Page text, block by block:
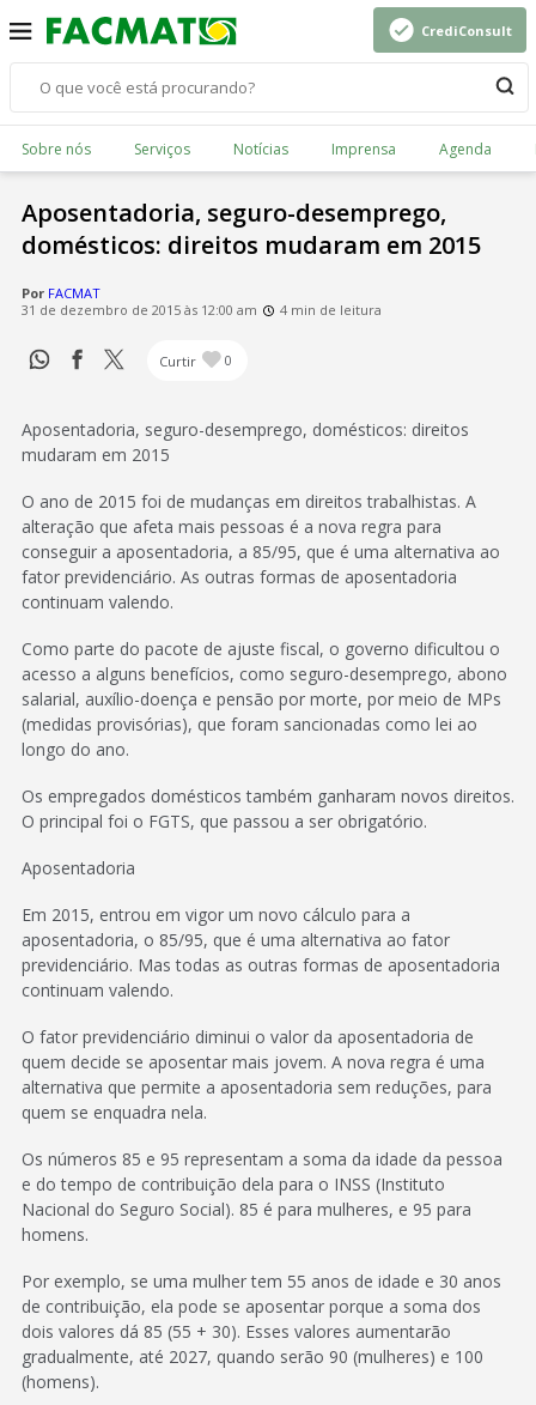
CrediConsult
Sobre nós Serviços Notícias Imprensa Agenda
Aposentadoria, seguro-desemprego,
domésticos: direitos mudaram em 2015
Por FACMAT
31 de dezembro de 2015 às 12:00 am
4 min de leitura
Curtir 0
Aposentadoria, seguro-desemprego, domésticos: direitos
mudaram em 2015
O ano de 2015 foi de mudanças em direitos trabalhistas. A
alteração que afeta mais pessoas é a nova regra para
conseguir a aposentadoria, a 85/95, que é uma alternativa ao
fator previdenciário. As outras formas de aposentadoria
continuam valendo.
Como parte do pacote de ajuste fiscal, o governo dificultou o
acesso a alguns benefícios, como seguro-desemprego, abono
salarial, auxílio-doença e pensão por morte, por meio de MPs
(medidas provisórias), que foram sancionadas como lei ao
longo do ano.
Os empregados domésticos também ganharam novos direitos.
O principal foi o FGTS, que passou a ser obrigatório.
Aposentadoria
Em 2015, entrou em vigor um novo cálculo para a
aposentadoria, o 85/95, que é uma alternativa ao fator
previdenciário. Mas todas as outras formas de aposentadoria
continuam valendo.
O fator previdenciário diminui o valor da aposentadoria de
quem decide se aposentar mais jovem. A nova regra é uma
alternativa que permite a aposentadoria sem reduções, para
quem se enquadra nela.
Os números 85 e 95 representam a soma da idade da pessoa
e do tempo de contribuição dela para o INSS (Instituto
Nacional do Seguro Social). 85 é para mulheres, e 95 para
homens.
Por exemplo, se uma mulher tem 55 anos de idade e 30 anos
de contribuição, ela pode se aposentar porque a soma dos
dois valores dá 85 (55 + 30). Esses valores aumentarão
gradualmente, até 2027, quando serão 90 (mulheres) e 100
(homens).